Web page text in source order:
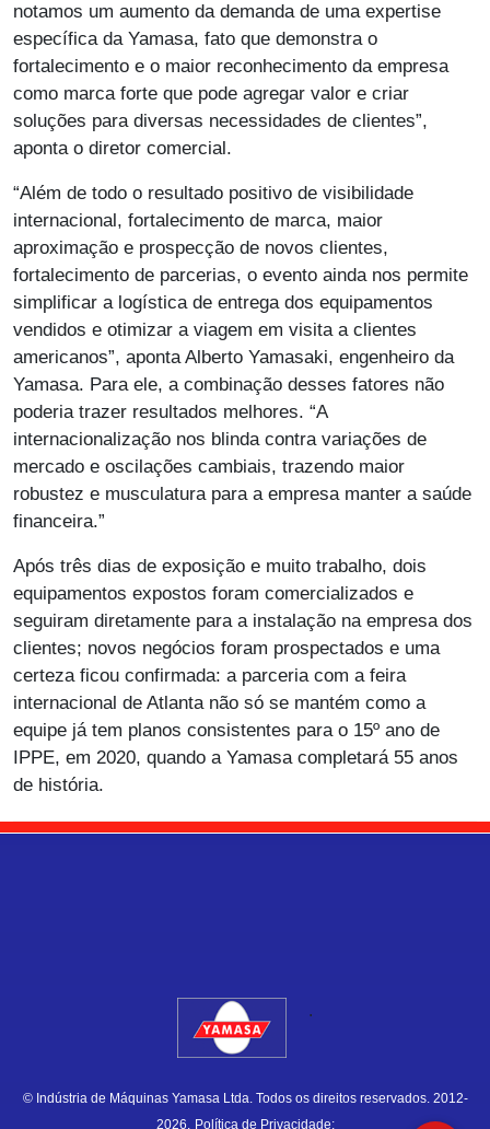
notamos um aumento da demanda de uma expertise
específica da Yamasa, fato que demonstra o
fortalecimento e o maior reconhecimento da empresa
como marca forte que pode agregar valor e criar
soluções para diversas necessidades de clientes”,
aponta o diretor comercial.
“Além de todo o resultado positivo de visibilidade
internacional, fortalecimento de marca, maior
aproximação e prospecção de novos clientes,
fortalecimento de parcerias, o evento ainda nos permite
simplificar a logística de entrega dos equipamentos
vendidos e otimizar a viagem em visita a clientes
americanos”, aponta Alberto Yamasaki, engenheiro da
Yamasa. Para ele, a combinação desses fatores não
poderia trazer resultados melhores. “A
internacionalização nos blinda contra variações de
mercado e oscilações cambiais, trazendo maior
robustez e musculatura para a empresa manter a saúde
financeira.”
Após três dias de exposição e muito trabalho, dois
equipamentos expostos foram comercializados e
seguiram diretamente para a instalação na empresa dos
clientes; novos negócios foram prospectados e uma
certeza ficou confirmada: a parceria com a feira
internacional de Atlanta não só se mantém como a
equipe já tem planos consistentes para o 15º ano de
IPPE, em 2020, quando a Yamasa completará 55 anos
de história.
.
© Indústria de Máquinas Yamasa Ltda. Todos os direitos reservados. 2012-
2026. Política de Privacidade;